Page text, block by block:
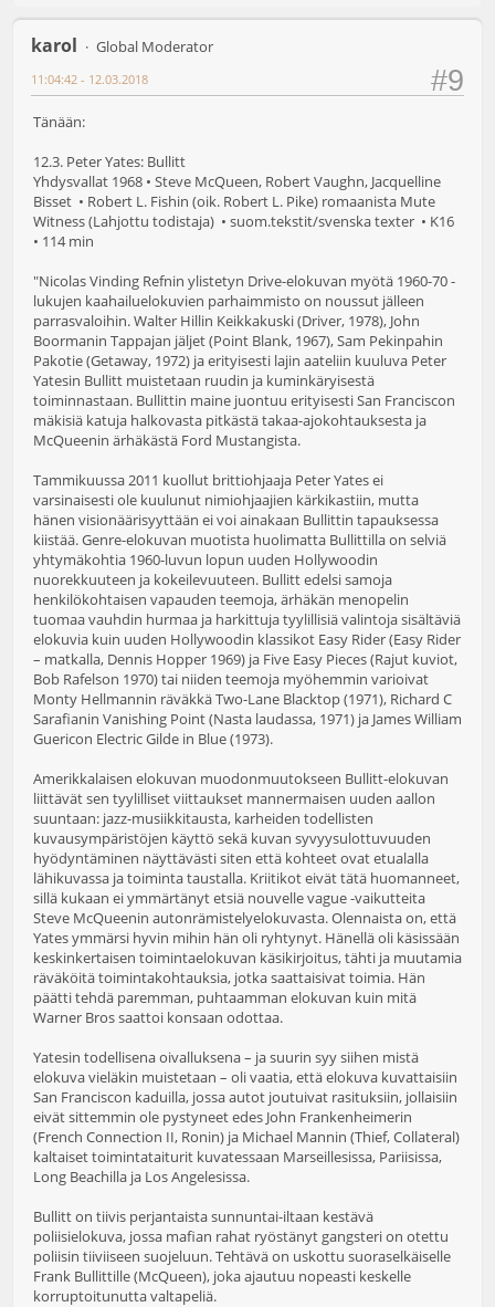
karol Global Moderator
#9
11:04:42 - 12.03.2018
Tänään:
12.3. Peter Yates: Bullitt
Yhdysvallat 1968 • Steve McQueen, Robert Vaughn, Jacquelline
Bisset • Robert L. Fishin (oik. Robert L. Pike) romaanista Mute
Witness (Lahjottu todistaja) • suom.tekstit/svenska texter • K16
• 114 min
"Nicolas Vinding Refnin ylistetyn Drive-elokuvan myötä 1960-70 -
lukujen kaahailuelokuvien parhaimmisto on noussut jälleen
parrasvaloihin. Walter Hillin Keikkakuski (Driver, 1978), John
Boormanin Tappajan jäljet (Point Blank, 1967), Sam Pekinpahin
Pakotie (Getaway, 1972) ja erityisesti lajin aateliin kuuluva Peter
Yatesin Bullitt muistetaan ruudin ja kuminkäryisestä
toiminnastaan. Bullittin maine juontuu erityisesti San Franciscon
mäkisiä katuja halkovasta pitkästä takaa-ajokohtauksesta ja
McQueenin ärhäkästä Ford Mustangista.
Tammikuussa 2011 kuollut brittiohjaaja Peter Yates ei
varsinaisesti ole kuulunut nimiohjaajien kärkikastiin, mutta
hänen visionäärisyyttään ei voi ainakaan Bullittin tapauksessa
kiistää. Genre-elokuvan muotista huolimatta Bullittilla on selviä
yhtymäkohtia 1960-luvun lopun uuden Hollywoodin
nuorekkuuteen ja kokeilevuuteen. Bullitt edelsi samoja
henkilökohtaisen vapauden teemoja, ärhäkän menopelin
tuomaa vauhdin hurmaa ja harkittuja tyylillisiä valintoja sisältäviä
elokuvia kuin uuden Hollywoodin klassikot Easy Rider (Easy Rider
– matkalla, Dennis Hopper 1969) ja Five Easy Pieces (Rajut kuviot,
Bob Rafelson 1970) tai niiden teemoja myöhemmin varioivat
Monty Hellmannin räväkkä Two-Lane Blacktop (1971), Richard C
Sarafianin Vanishing Point (Nasta laudassa, 1971) ja James William
Guericon Electric Gilde in Blue (1973).
Amerikkalaisen elokuvan muodonmuutokseen Bullitt-elokuvan
liittävät sen tyylilliset viittaukset mannermaisen uuden aallon
suuntaan: jazz-musiikkitausta, karheiden todellisten
kuvausympäristöjen käyttö sekä kuvan syvyysulottuvuuden
hyödyntäminen näyttävästi siten että kohteet ovat etualalla
lähikuvassa ja toiminta taustalla. Kriitikot eivät tätä huomanneet,
sillä kukaan ei ymmärtänyt etsiä nouvelle vague -vaikutteita
Steve McQueenin autonrämistelyelokuvasta. Olennaista on, että
Yates ymmärsi hyvin mihin hän oli ryhtynyt. Hänellä oli käsissään
keskinkertaisen toimintaelokuvan käsikirjoitus, tähti ja muutamia
räväköitä toimintakohtauksia, jotka saattaisivat toimia. Hän
päätti tehdä paremman, puhtaamman elokuvan kuin mitä
Warner Bros saattoi konsaan odottaa.
Yatesin todellisena oivalluksena – ja suurin syy siihen mistä
elokuva vieläkin muistetaan – oli vaatia, että elokuva kuvattaisiin
San Franciscon kaduilla, jossa autot joutuivat rasituksiin, jollaisiin
eivät sittemmin ole pystyneet edes John Frankenheimerin
(French Connection II, Ronin) ja Michael Mannin (Thief, Collateral)
kaltaiset toimintataiturit kuvatessaan Marseillesissa, Pariisissa,
Long Beachilla ja Los Angelesissa.
Bullitt on tiivis perjantaista sunnuntai-iltaan kestävä
poliisielokuva, jossa mafian rahat ryöstänyt gangsteri on otettu
poliisin tiiviiseen suojeluun. Tehtävä on uskottu suoraselkäiselle
Frank Bullittille (McQueen), joka ajautuu nopeasti keskelle
korruptoitunutta valtapeliä.